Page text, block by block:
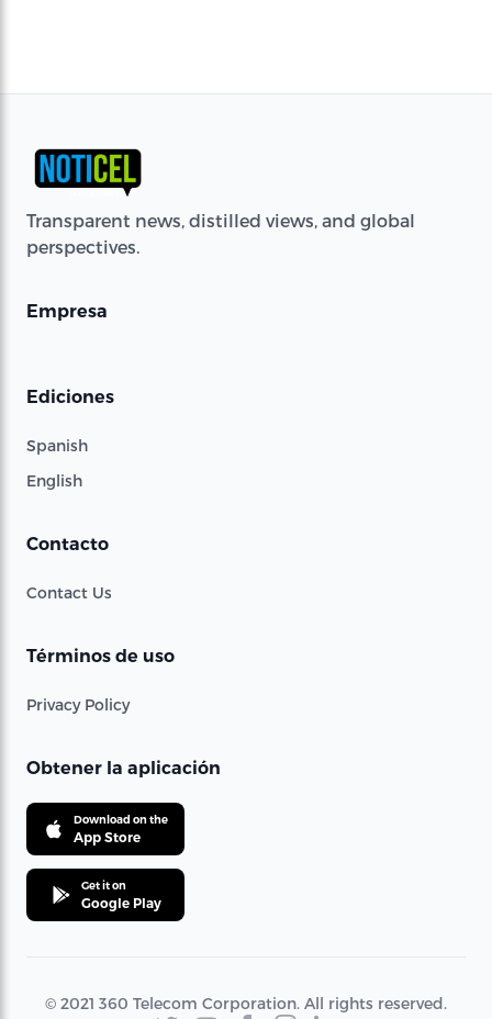
Transparent news, distilled views, and global
perspectives.
Empresa
Ediciones
Spanish
English
Contacto
Contact Us
Términos de uso
Privacy Policy
Obtener la aplicación
Download on the
App Store
Get it on
Google Play
© 2021 360 Telecom Corporation. All rights reserved.